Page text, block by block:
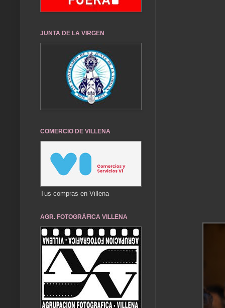
JUNTA DE LA VIRGEN
COMERCIO DE VILLENA
Tus compras en Villena
AGR. FOTOGRÁFICA VILLENA